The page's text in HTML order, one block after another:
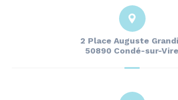
2 Place Auguste
50890 Condé-sur-Vire